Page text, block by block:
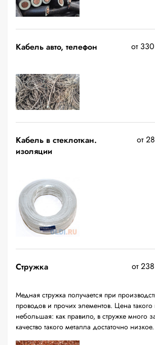
Кабель авто, телефон
от
Кабель в стеклоткан.
изоляции
от
Стружка
от
Медная стружка получается при
проводов и прочих элементов. Цена такого
небольшая: как правило, в стружке много
качество такого металла достаточно низкое.